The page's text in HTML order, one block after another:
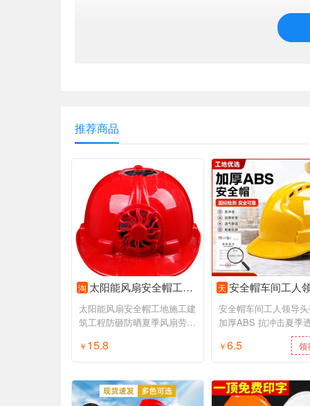
推荐商品
淘 太阳能风扇安全帽工地施工建筑工程防砸防晒夏季风扇劳保安全头盔
太阳能风扇安全帽工地施工建
筑工程防砸防晒夏季风扇劳保
￥ 15.8
天 安全帽车间工人领导头盔国标加厚ABS 抗冲击夏季透气电
安全帽车间工人领导
加厚ABS 抗冲击夏季
￥6.5 领